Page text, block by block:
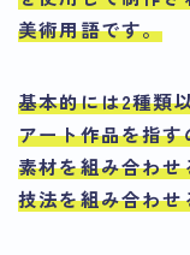
美術用語です。
基本的には2種類
アート作品を指
素材を組み合わ
技法を組み合わ